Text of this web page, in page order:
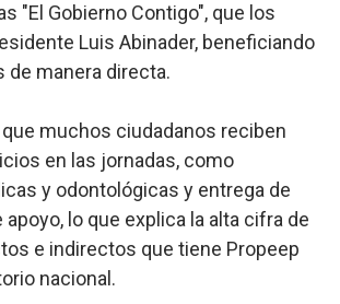
"El Gobierno Contigo", que los
Luis Abinader, beneficiando
de manera directa.
muchos ciudadanos reciben
en las jornadas, como
y odontológicas y entrega de
lo que explica la alta cifra de
e indirectos que tiene Propeep
nacional.